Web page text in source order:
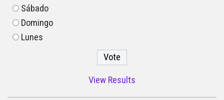
Sábado
Domingo
Lunes
View Results